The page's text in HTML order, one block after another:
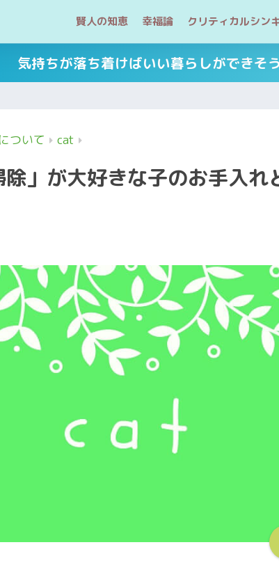
賢人の知恵 幸福論 クリティカルシン
気持ちが落ち着けばいい暮らしができそ
ついて cat
除」が大好きな子のお手入れ